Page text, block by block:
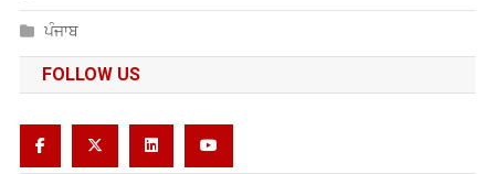
ਪੰਜਾਬ
FOLLOW US